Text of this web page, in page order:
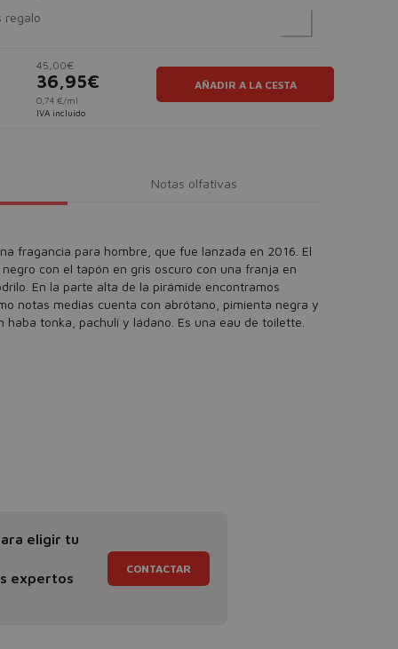
regalo
45,00€
36,95€
0,74 €/ml
IVA incluido
AÑADIR A LA CESTA
Notas olfativas
fragancia para hombre, que fue lanzada en 2016. El
con el tapón en gris oscuro con una franja en
En la parte alta de la pirámide encontramos
notas medias cuenta con abrótano, pimienta negra y
tonka, pachulí y ládano. Es una eau de toilette.
eligir tu
expertos
CONTACTAR